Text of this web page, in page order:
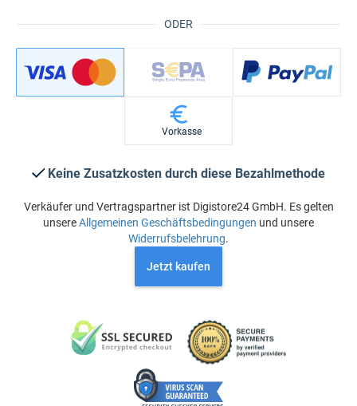
ODER
Vorkasse
Keine Zusatzkosten durch diese Bezahlmethode
Verkäufer und Vertragspartner ist Digistore24 GmbH. Es gelten
unsereAllgemeinen Geschäftsbedingungen und unsere
Widerrufsbelehrung.
Jetzt kaufen